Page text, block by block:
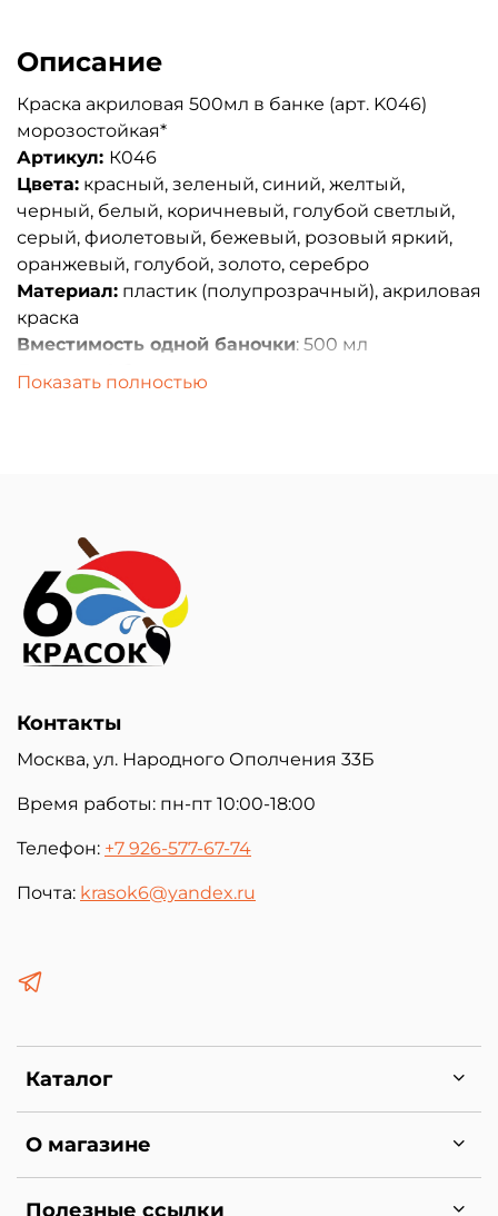
Описание
Краска акриловая 500мл в банке (арт. K046)
морозостойкая*
Артикул: К046
Цвета: красный, зеленый, синий, желтый,
черный, белый, коричневый, голубой светлый,
серый, фиолетовый, бежевый, розовый яркий,
оранжевый, голубой, золото, серебро
Материал: пластик (полупрозрачный), акриловая
краска
Вместимость одной баночки: 500 мл
Диаметр 1 баночки:
Возможен индивидуальный заказ от 10 шт
(каждого цвета)
Размер транспортировочной коробки:
Хранение при температуре от +5 до +30С.
температуре до -35С. Продолжительность
транспортировки при ниже -5С не более 20
разморозки не более 5. В случае заморозки,
Показать полностью
Каталог
О магазине
Полезные ссылки
Контакты
Москва, ул. Народного Ополчения 33Б
Время работы: пн-пт 10:00-18:00
Телефон: +7 926-577-67-74
Почта: krasok6@yandex.ru